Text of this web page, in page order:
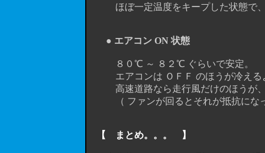
ほぼ一定温度をキープした状態で
● エアコン ON 状態
８０℃ ～ ８２℃ ぐらいで安定。
エアコンは ＯＦＦ のほうが冷え
高速道路なら走行風だけのほうが、
（ ファンが回るとそれが抵抗になっ
【 まとめ。。。 】